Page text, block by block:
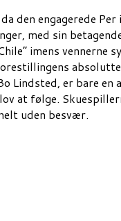
den engagerede
med sin
imens vennerne
Lindsted, er bare en
at følge.
uden besvær.